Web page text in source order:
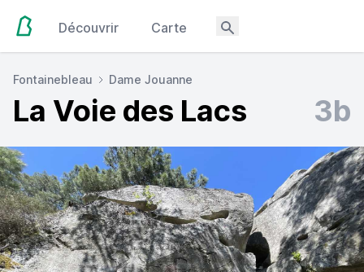
Découvrir Carte
Fontainebleau Dame Jouanne
La Voie des Lacs 3b